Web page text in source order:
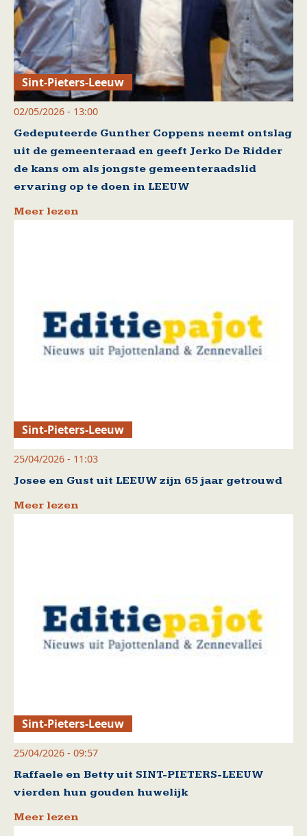
Sint-Pieters-Leeuw
02/05/2026 - 13:00
Gedeputeerde Gunther Coppens neemt ontslag
uit de gemeenteraad en geeft Jerko De Ridder
de kans om als jongste gemeenteraadslid
ervaring op te doen in LEEUW
Meer lezen
Sint-Pieters-Leeuw
25/04/2026 - 11:03
Josee en Gust uit LEEUW zijn 65 jaar getrouwd
Meer lezen
Sint-Pieters-Leeuw
25/04/2026 - 09:57
Raffaele en Betty uit SINT-PIETERS-LEEUW
vierden hun gouden huwelijk
Meer lezen